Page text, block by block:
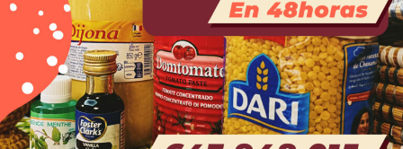
A Volta ao Mundo chega ao CEIP A Rabadeira: unha
viaxe educativa por África.
Leer más